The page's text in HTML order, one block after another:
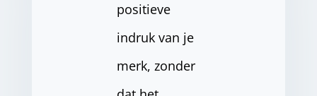
positieve
indruk van je
merk, zonder